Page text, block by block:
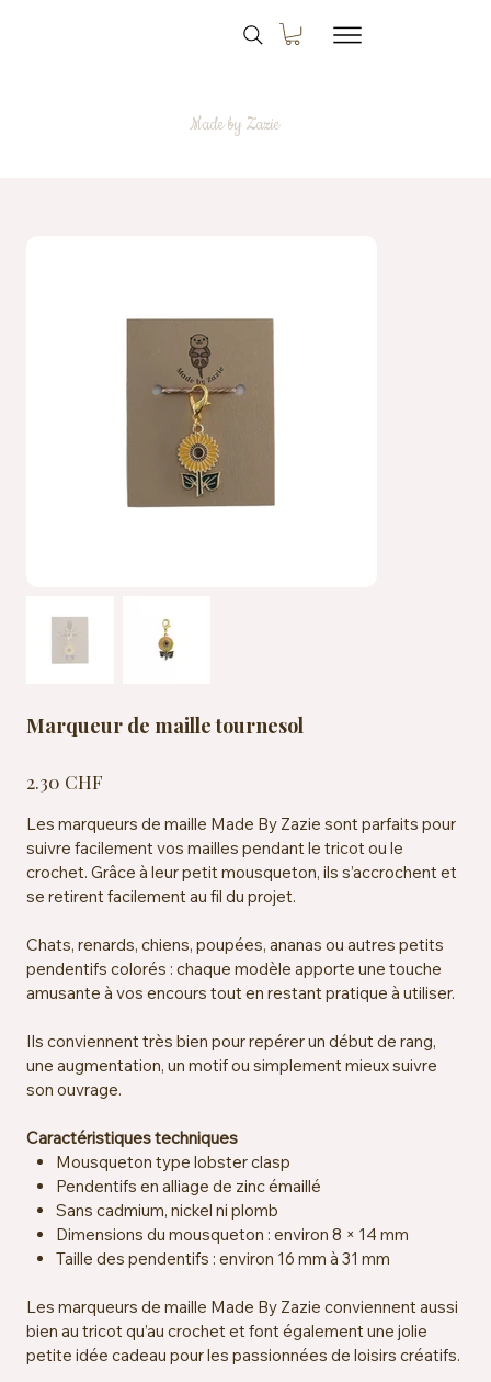
Made by Zazie
Marqueur de maille tournesol
2.30 CHF
Les marqueurs de maille Made By Zazie sont parfaits pour
suivre facilement vos mailles pendant le tricot ou le
crochet. Grâce à leur petit mousqueton, ils s’accrochent et
se retirent facilement au fil du projet.
Chats, renards, chiens, poupées, ananas ou autres petits
pendentifs colorés : chaque modèle apporte une touche
amusante à vos encours tout en restant pratique à utiliser.
Ils conviennent très bien pour repérer un début de rang,
une augmentation, un motif ou simplement mieux suivre
son ouvrage.
Caractéristiques techniques
Mousqueton type lobster clasp
Pendentifs en alliage de zinc émaillé
Sans cadmium, nickel ni plomb
Dimensions du mousqueton : environ 8 × 14 mm
Taille des pendentifs : environ 16 mm à 31 mm
Les marqueurs de maille Made By Zazie conviennent aussi
bien au tricot qu’au crochet et font également une jolie
petite idée cadeau pour les passionnées de loisirs créatifs.